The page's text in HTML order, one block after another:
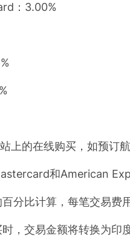
：3.00%
的在线购买，如预订航
和American
比计算，每笔交易费用
交易金额将转换为印